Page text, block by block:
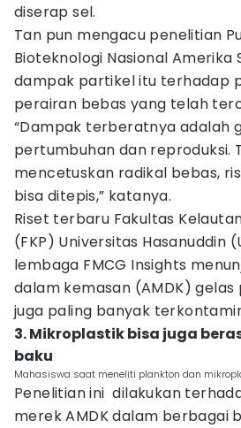
diserap sel.
Tan pun mengacu penelitian
Bioteknologi Nasional
dampak partikel itu terhadap
perairan bebas yang telah
“Dampak terberatnya adalah
pertumbuhan dan reproduksi.
mencetuskan radikal bebas,
bisa ditepis,” katanya.
Riset terbaru Fakultas
(FKP) Universitas Hasanuddin
lembaga FMCG Insights
dalam kemasan (AMDK)
juga paling banyak
3. Mikroplastik bisa juga
baku
Mahasiswa saat meneliti plankton dan
Penelitian ini dilakukan
merek AMDK dalam berbagai